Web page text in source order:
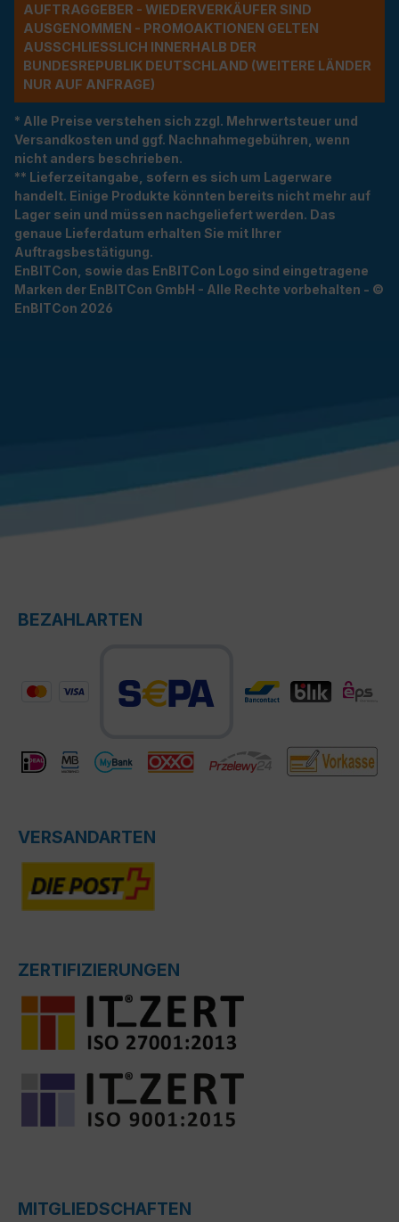
UFTRAGGEBER - WIEDERVERKÄUFER SIND A
USGENOMMEN - PROMOAKTIONEN GELTEN A
USSCHLIESSLICH INNERHALB DER BU
NDESREPUBLIK DEUTSCHLAND (WEITERE LÄNDER NU
R AUF ANFRAGE)
* Alle Preise verstehen sich zzgl. Mehrwertsteuer und
Versandkosten und ggf. Nachnahmegebühren, wenn
nicht anders beschrieben.
** Lieferzeitangabe, sofern es sich um Lagerware
handelt. Einige Produkte könnten bereits nicht mehr auf
Lager sein und müssen nachgeliefert werden. Das
genaue Lieferdatum erhalten Sie mit Ihrer
Auftragsbestätigung.
EnBITCon, sowie das EnBITCon Logo sind eingetragene
Marken der EnBITCon GmbH - Alle Rechte vorbehalten - ©
EnBITCon 2026
BEZAHLARTEN
VERSANDARTEN
ZERTIFIZIERUNGEN
MITGLIEDSCHAFTEN